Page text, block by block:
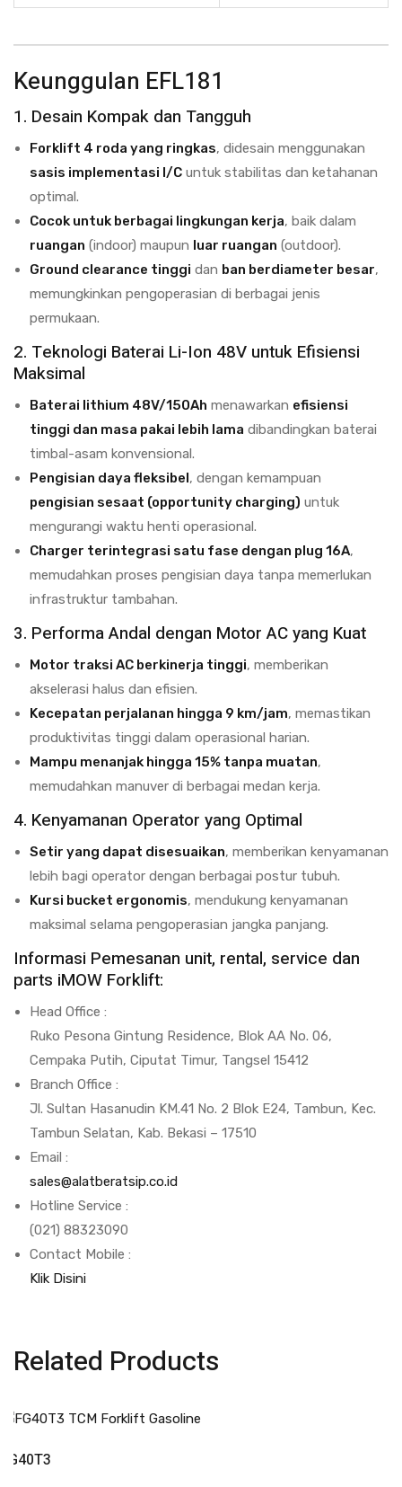
Keunggulan EFL181
1. Desain Kompak dan Tangguh
Forklift 4 roda yang ringkas, didesain menggunakan
sasis implementasi I/C untuk stabilitas dan ketahanan
optimal.
Cocok untuk berbagai lingkungan kerja, baik dalam
ruangan (indoor) maupun luar ruangan (outdoor).
Ground clearance tinggi dan ban berdiameter besar,
memungkinkan pengoperasian di berbagai jenis
permukaan.
2. Teknologi Baterai Li-Ion 48V untuk Efisiensi
Maksimal
Baterai lithium 48V/150Ah menawarkan efisiensi
tinggi dan masa pakai lebih lama dibandingkan baterai
timbal-asam konvensional.
Pengisian daya fleksibel, dengan kemampuan
pengisian sesaat (opportunity charging) untuk
mengurangi waktu henti operasional.
Charger terintegrasi satu fase dengan plug 16A,
memudahkan proses pengisian daya tanpa memerlukan
infrastruktur tambahan.
3. Performa Andal dengan Motor AC yang Kuat
Motor traksi AC berkinerja tinggi, memberikan
akselerasi halus dan efisien.
Kecepatan perjalanan hingga 9 km/jam, memastikan
produktivitas tinggi dalam operasional harian.
Mampu menanjak hingga 15% tanpa muatan,
memudahkan manuver di berbagai medan kerja.
4. Kenyamanan Operator yang Optimal
Setir yang dapat disesuaikan, memberikan kenyamanan
lebih bagi operator dengan berbagai postur tubuh.
Kursi bucket ergonomis, mendukung kenyamanan
maksimal selama pengoperasian jangka panjang.
Informasi Pemesanan unit, rental, service dan
parts iMOW Forklift:
Head Office :
Ruko Pesona Gintung Residence, Blok AA No. 06,
Cempaka Putih, Ciputat Timur, Tangsel 15412
Branch Office :
Jl. Sultan Hasanudin KM.41 No. 2 Blok E24, Tambun, Kec.
Tambun Selatan, Kab. Bekasi – 17510
Email :
sales@alatberatsip.co.id
Hotline Service :
(021) 88323090
Contact Mobile :
Klik Disini
Related Products
FG40T3